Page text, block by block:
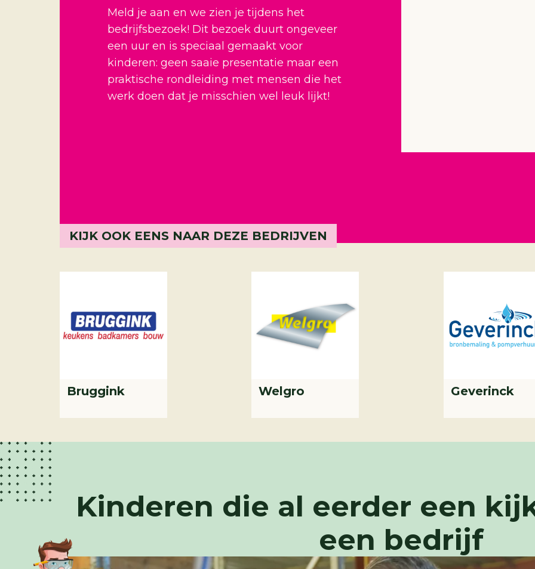
Meld je aan en we zien je tijdens het
bedrijfsbezoek! Dit bezoek duurt ongeveer
een uur en is speciaal gemaakt voor
kinderen: geen saaie presentatie maar een
praktische rondleiding met mensen die het
werk doen dat je misschien wel leuk lijkt!
KIJK OOK EENS NAAR DEZE BEDRIJVEN
Bruggink Welgro Geverinck
Kinderen die al eerder een
een bedrijf